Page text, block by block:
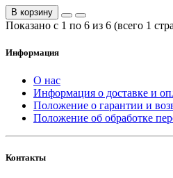
В корзину
Показано с 1 по 6 из 6 (всего 1
Информация
О нас
Информация о доставке и
Положение о гарантии и
Положение об обработке
Контакты